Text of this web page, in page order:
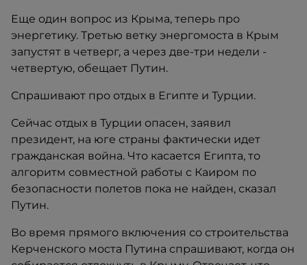
Еще один вопрос из Крыма, теперь про
энергетику. Третью ветку энергомоста в Крым
запустят в четверг, а через две-три недели -
четвертую, обещает Путин.
Спрашивают про отдых в Египте и Турции.
Сейчас отдых в Турции опасен, заявил
президент, на юге страны фактически идет
гражданская война. Что касается Египта, то
алгоритм совместной работы с Каиром по
безопасности полетов пока не найден, сказал
Путин.
Во время прямого включения со строительства
Керченского моста Путина спрашивают, когда он